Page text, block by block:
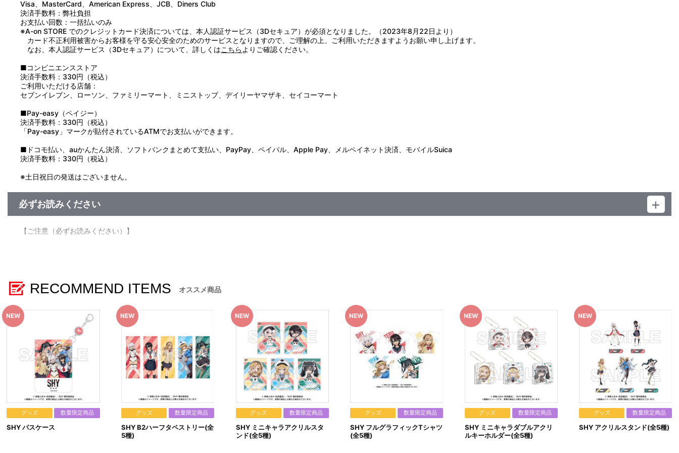
●汚れた場合は、水を布に含ませ、かたく絞ってからお拭きください。
●ベンジン・シンナーなどのアルコール系溶剤を使用しますと、塗装の剥がれや変色・変形・破損の原因になりますのでお避けください。
Visa、MasterCard、American Express、JCB、Diners Club
決済手数料：弊社負担
お支払い回数：一括払いのみ
※A-on STORE でのクレジットカード決済については、本人認証サービス（3Dセキュア）が必須となりました。（2023年8月22日より）
カード不正利用被害からお客様を守る安心安全のためのサービスとなりますので、ご理解の上、ご利用いただきますようお願い申し上げます。
なお、本人認証サービス（3Dセキュア）について、詳しくはこちらよりご確認ください。
■コンビニエンスストア
決済手数料：330円（税込）
ご利用いただける店舗：
セブンイレブン、ローソン、ファミリーマート、ミニストップ、デイリーヤマザキ、セイコーマート
■Pay-easy（ペイジー）
決済手数料：330円（税込）
「Pay-easy」マークが貼付されているATMでお支払いができます。
■ドコモ払い、auかんたん決済、ソフトバンクまとめて支払い、PayPay、ペイパル、Apple Pay、メルペイネット決済、モバイルSuica
決済手数料：330円（税込）
※土日祝日の発送はございません。
必ずお読みください
【ご注意（必ずお読みください）】
※本商品は準備数に限りがございます。準備数に達した場合、早期にご注文の受付を終了させて頂くことがございます。
※本商品は、2023年11月17日(金)～2023年12月3日(日)渋谷モディ 7階にて開催
「『SHY』～POP UP HERO’S～ in SHIBUYA」グッズとなります。
※本商品のご注文はバンダイナムコフィルムワークス公式ショップ「A-on STORE」が承り、発送を行います。
なお、ご注文には、バンダイナムコフィルムワークス公式ショップ「A-on STORE」の会員登録（無料）が必要となります。
※決済方法は「カード決済」、「コンビニ決済」、「Pay-easy（ペイジー）」、「WEB・スマホ決済」のみとなります。
※決済方法「カード決済」を選択時は、ご注文日翌日以降に決済処理を実施いたします。
※決済方法「コンビニ決済・Pay-easy（ペイジー）」の場合は、ご注文日翌日以降にお支払いに関するメールが送信されます。
あらかじめ「bnfw.co.jp」からのメール受信を許可してください。
もし、メールが受信できなかった場合は、ご注文日翌日の午前9時以降に、「マイページ」→「ご注文履歴」にアクセスし、対象のご注文番号をクリックすることで、「配送情報」内「決済方法」
の「お支払い手続きはこちら」からご確認いただくことができます。
なお、メールにてご案内させていただきましたお支払期日までに購入・決済手続きが行われなかった場合は、キャンセル扱いとして手続きを致します。
いかなる理由でも、決済期間の延長は対応出来かねます。
※ご注文しているかのご確認は、「マイページ」⇒「ご注文履歴」にてご確認いただけます。
※お客様都合による決済後のキャンセルは出来かねます。
RECOMMEND ITEMS オススメ商品
グッズ 数量限定商品
SHY パスケース
グッズ 数量限定商品
SHY B2ハーフタペストリー(全
5種)
グッズ 数量限定商品
SHY ミニキャラアクリルスタ
ンド(全5種)
グッズ 数量限定商品
SHY フルグラフィックTシャツ
(全5種)
グッズ 数量限定商品
SHY ミニキャラダブルアクリ
ルキーホルダー(全5種)
グッズ 数量限定商品
SHY アクリルスタンド(全5種)